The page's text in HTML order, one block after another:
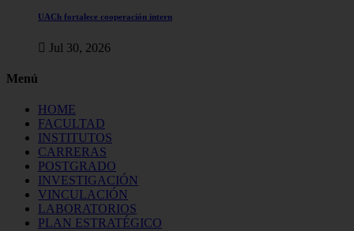
UACh fortalece cooperación intern
Jul 30, 2026
Menú
HOME
FACULTAD
INSTITUTOS
CARRERAS
POSTGRADO
INVESTIGACIÓN
VINCULACIÓN
LABORATORIOS
PLAN ESTRATÉGICO